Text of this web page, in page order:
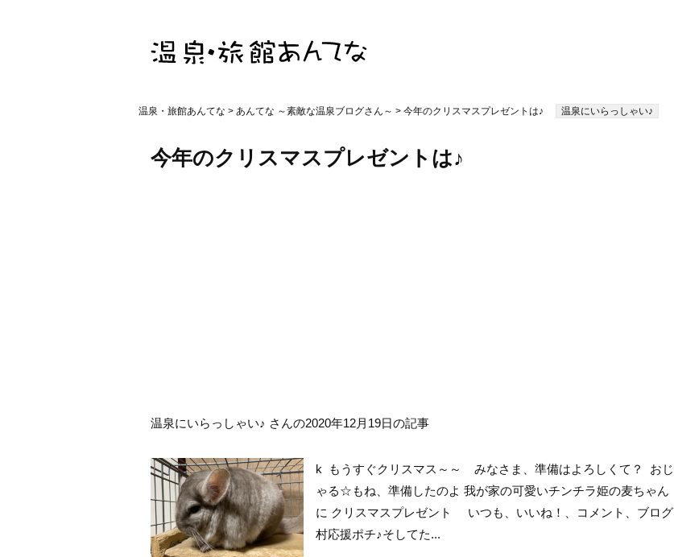
温泉・旅館あんてな > あんてな ～素敵な温泉ブログさん～ > 今年のクリスマスプレゼントは♪ 温泉にいらっしゃい♪
今年のクリスマスプレゼントは♪
温泉にいらっしゃい♪ さんの2020年12月19日の記事
k もうすぐクリスマス～～ みなさま、準備はよろしくて？ おじ
ゃる☆もね、準備したのよ 我が家の可愛いチンチラ姫の麦ちゃん
に クリスマスプレゼント いつも、いいね！、コメント、ブログ
村応援ポチ♪そしてた...